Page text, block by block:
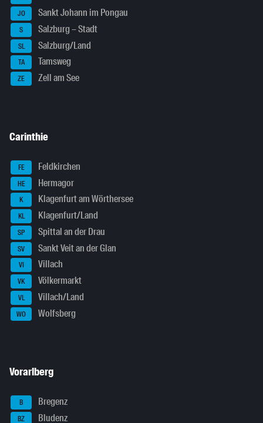
JO Sankt Johann im Pongau
S Salzburg – Stadt
SL Salzburg/Land
TA Tamsweg
ZE Zell am See
Carinthie
FE Feldkirchen
HE Hermagor
K Klagenfurt am Wörthersee
KL Klagenfurt/Land
SP Spittal an der Drau
SV Sankt Veit an der Glan
VI Villach
VK Völkermarkt
VL Villach/Land
WO Wolfsberg
Vorarlberg
B Bregenz
BZ Bludenz